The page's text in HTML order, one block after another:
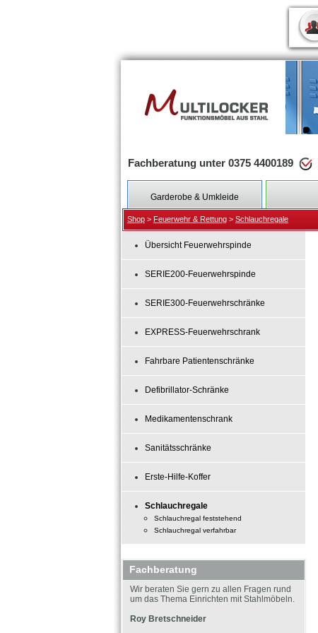
Fachberatung unter 0375 4400189
Garderobe & Umkleide
Shop > Feuerwehr & Rettung > Schlauchregale
Übersicht Feuerwehrspinde
SERIE200-Feuerwehrspinde
SERIE300-Feuerwehrschränke
EXPRESS-Feuerwehrschrank
Fahrbare Patientenschränke
Defibrillator-Schränke
Medikamentenschrank
Sanitätsschränke
Erste-Hilfe-Koffer
Schlauchregale
Schlauchregal feststehend
Schlauchregal verfahrbar
Fachberatung
Wir beraten Sie gern zu allen Fragen rund
um das Thema Einrichten mit Stahlmöbeln.
Roy Bretschneider